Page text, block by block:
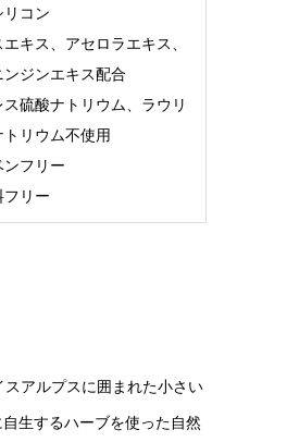
リコン
エキス、アセロラエキス、
ンジンエキス配合
ス硫酸ナトリウム、ラウリ
トリウム不使用
ンフリー
フリー
アルプスに囲まれた小さい
生するハーブを使った自然